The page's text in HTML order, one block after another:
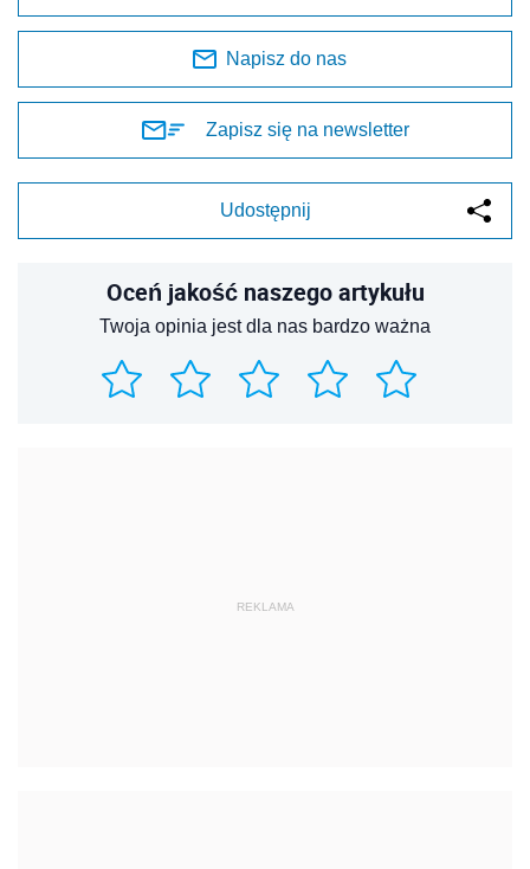
Napisz do nas
Zapisz się na newsletter
Udostępnij
Oceń jakość naszego artykułu
Twoja opinia jest dla nas bardzo ważna
REKLAMA